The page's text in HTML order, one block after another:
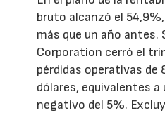
bruto alcanzó el
más que un año antes.
Corporation cerró el
pérdidas operativas de
dólares, equivalentes
negativo del 5%.